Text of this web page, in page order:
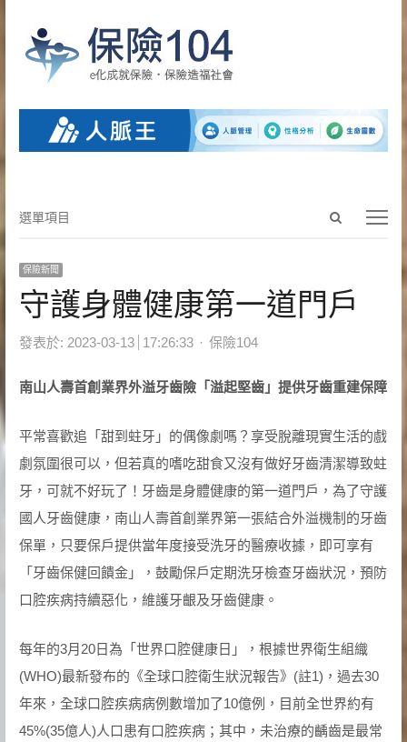
Open
search
選
項
目
選單項目
保險新聞
守護身體健康第一道門戶
發表於: 2023-03-13 17:26:33 Author
保險104
南山人壽首創業界外溢牙齒險「溢起堅齒」提供牙齒重建保障
平常喜歡追「甜到蛀牙」的偶像劇嗎？享受脫離現實生活的戲
劇氛圍很可以，但若真的嗜吃甜食又沒有做好牙齒清潔導致蛀
牙，可就不好玩了！牙齒是身體健康的第一道門戶，為了守護
國人牙齒健康，南山人壽首創業界第一張結合外溢機制的牙齒
保單，只要保戶提供當年度接受洗牙的醫療收據，即可享有
「牙齒保健回饋金」，鼓勵保戶定期洗牙檢查牙齒狀況，預防
口腔疾病持續惡化，維護牙齦及牙齒健康。
每年的3月20日為「世界口腔健康日」，根據世界衛生組織
(WHO)最新發布的《全球口腔衛生狀況報告》(註1)，過去30
年來，全球口腔疾病病例數增加了10億例，目前全世界約有
45%(35億人)人口患有口腔疾病；其中，未治療的齲齒是最常